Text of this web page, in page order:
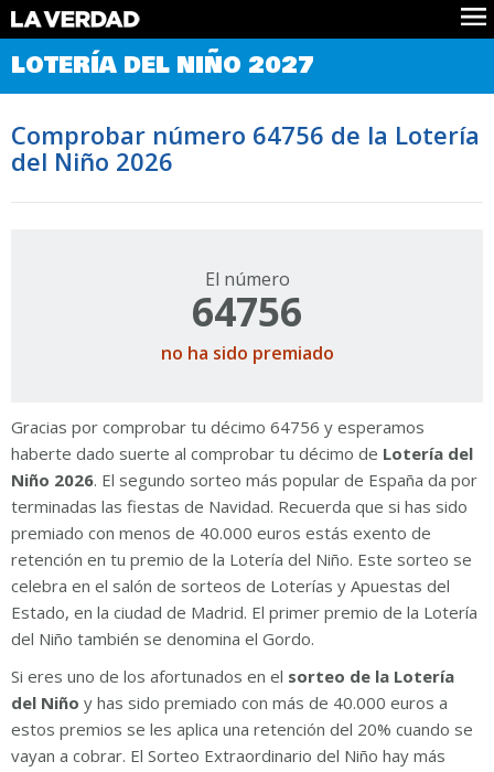
Comprobar Loteria del Niño
Premios
Noticias
Datos
Historia
LOTERÍA DEL NIÑO 2027
Comprobar número 64756 de la Lotería
del Niño 2026
El número
64756
no ha sido premiado
Gracias por comprobar tu décimo 64756 y esperamos
haberte dado suerte al comprobar tu décimo de Lotería del
Niño 2026. El segundo sorteo más popular de España da por
terminadas las fiestas de Navidad. Recuerda que si has sido
premiado con menos de 40.000 euros estás exento de
retención en tu premio de la Lotería del Niño. Este sorteo se
celebra en el salón de sorteos de Loterías y Apuestas del
Estado, en la ciudad de Madrid. El primer premio de la Lotería
del Niño también se denomina el Gordo.
Si eres uno de los afortunados en el sorteo de la Lotería
del Niño y has sido premiado con más de 40.000 euros a
estos premios se les aplica una retención del 20% cuando se
vayan a cobrar. El Sorteo Extraordinario del Niño hay más